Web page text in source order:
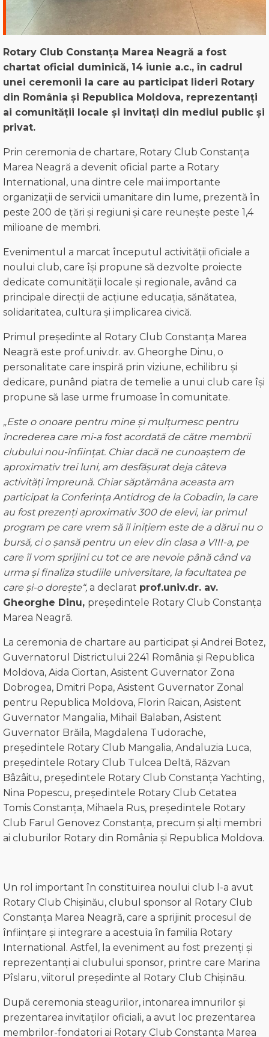
Rotary Club Constanța Marea Neagră a fost
chartat oficial duminică, 14 iunie a.c., în cadrul
unei ceremonii la care au participat lideri Rotary
din România și Republica Moldova, reprezentanți
ai comunității locale și invitați din mediul public și
privat.
Prin ceremonia de chartare, Rotary Club Constanța
Marea Neagră a devenit oficial parte a Rotary
International, una dintre cele mai importante
organizații de servicii umanitare din lume, prezentă în
peste 200 de țări și regiuni și care reunește peste 1,4
milioane de membri.
Evenimentul a marcat începutul activității oficiale a
noului club, care își propune să dezvolte proiecte
dedicate comunității locale și regionale, având ca
principale direcții de acțiune educația, sănătatea,
solidaritatea, cultura și implicarea civică.
Primul președinte al Rotary Club Constanța Marea
Neagră este prof.univ.dr. av. Gheorghe Dinu, o
personalitate care inspiră prin viziune, echilibru și
dedicare, punând piatra de temelie a unui club care își
propune să lase urme frumoase în comunitate.
„Este o onoare pentru mine și mulțumesc pentru
încrederea care mi-a fost acordată de către membrii
clubului nou-înființat. Chiar dacă ne cunoaștem de
aproximativ trei luni, am desfășurat deja câteva
activitățiîmpreună. Chiar săptămâna aceasta am
participatla Conferința Antidrog de la Cobadin, la care
au fost prezenți aproximativ 300 de elevi, iar primul
program pe care vrem să îl inițiem este de a dăruinu o
bursă, ci o șansă pentru un elev din clasa a VIII-a, pe
care îl vom sprijini cu tot ce are nevoie până când va
urma și finaliza studiile universitare, la facultatea pe
care și-o dorește“, a declarat prof.univ.dr. av.
Gheorghe Dinu, președintele Rotary Club Constanța
Marea Neagră.
La ceremonia de chartare au participat și Andrei Botez,
Guvernatorul Districtului 2241 România și Republica
Moldova, Aida Ciortan, Asistent Guvernator Zona
Dobrogea, Dmitri Popa, Asistent Guvernator Zonal
pentru Republica Moldova, Florin Raican, Asistent
Guvernator Mangalia, Mihail Balaban, Asistent
Guvernator Brăila, Magdalena Tudorache,
președintele Rotary Club Mangalia, Andaluzia Luca,
președintele Rotary Club Tulcea Deltă, Răzvan
Bâzâitu, președintele Rotary Club Constanța Yachting,
Nina Popescu, președintele Rotary Club Cetatea
Tomis Constanța, Mihaela Rus, președintele Rotary
Club Farul Genovez Constanța, precum și alți membri
ai cluburilor Rotary din România și Republica Moldova.
Un rol important în constituirea noului club l-a avut
Rotary Club Chișinău, clubul sponsor al Rotary Club
Constanța Marea Neagră, care a sprijinit procesul de
înființare și integrare a acestuia în familia Rotary
International. Astfel, la eveniment au fost prezenți și
reprezentanți ai clubului sponsor, printre care Marina
Pîslaru, viitorul președinte al Rotary Club Chișinău.
După ceremonia steagurilor, intonarea imnurilor și
prezentarea invitaților oficiali, a avut loc prezentarea
membrilor-fondatori ai Rotary Club Constanța Marea